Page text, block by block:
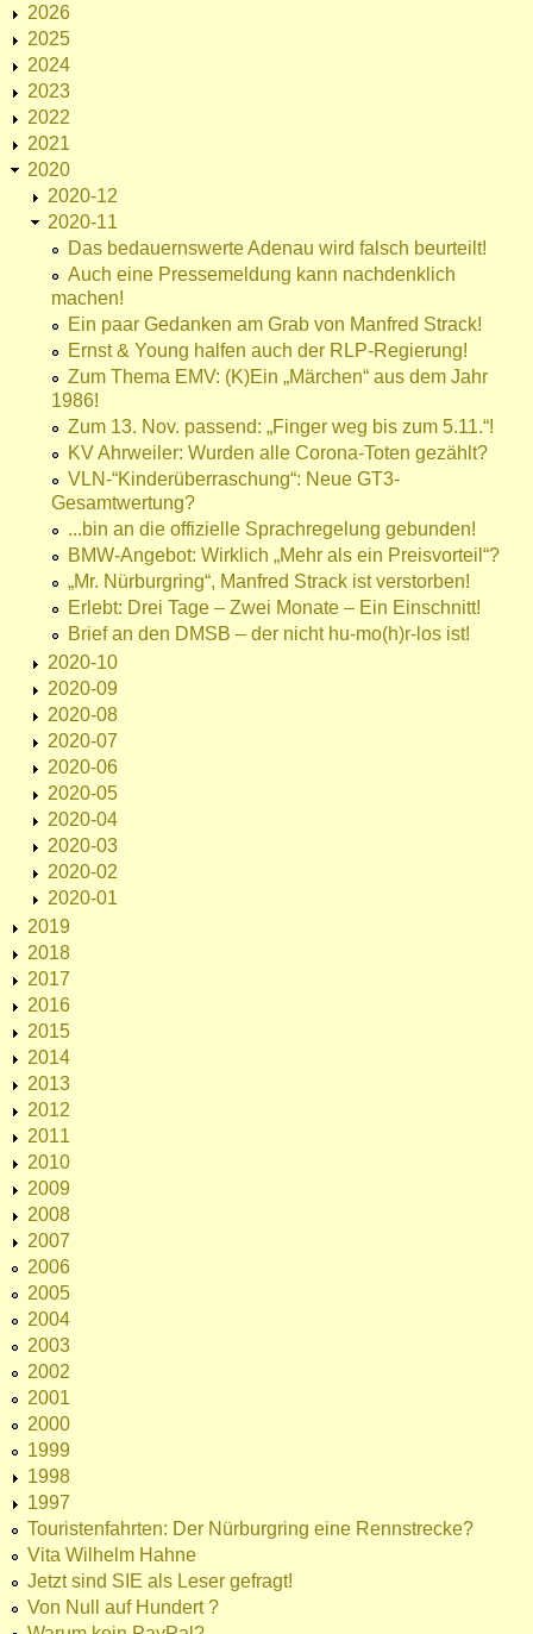
2026
2025
2024
2023
2022
2021
2020
2020-12
2020-11
Das bedauernswerte Adenau wird falsch beurteilt!
Auch eine Pressemeldung kann nachdenklich
machen!
Ein paar Gedanken am Grab von Manfred Strack!
Ernst & Young halfen auch der RLP-Regierung!
Zum Thema EMV: (K)Ein „Märchen“ aus dem Jahr
1986!
Zum 13. Nov. passend: „Finger weg bis zum 5.11.“!
KV Ahrweiler: Wurden alle Corona-Toten gezählt?
VLN-“Kinderüberraschung“: Neue GT3-
Gesamtwertung?
...bin an die offizielle Sprachregelung gebunden!
BMW-Angebot: Wirklich „Mehr als ein Preisvorteil“?
„Mr. Nürburgring“, Manfred Strack ist verstorben!
Erlebt: Drei Tage – Zwei Monate – Ein Einschnitt!
Brief an den DMSB – der nicht hu-mo(h)r-los ist!
2020-10
2020-09
2020-08
2020-07
2020-06
2020-05
2020-04
2020-03
2020-02
2020-01
2019
2018
2017
2016
2015
2014
2013
2012
2011
2010
2009
2008
2007
2006
2005
2004
2003
2002
2001
2000
1999
1998
1997
Touristenfahrten: Der Nürburgring eine Rennstrecke?
Vita Wilhelm Hahne
Jetzt sind SIE als Leser gefragt!
Von Null auf Hundert ?